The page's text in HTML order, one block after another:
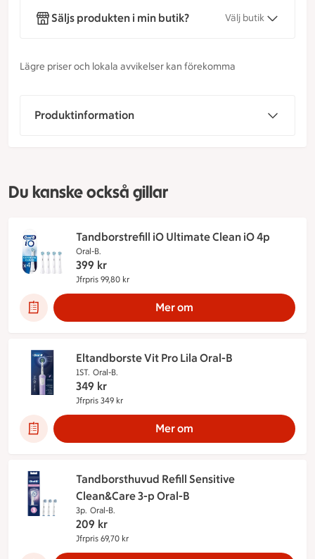
Säljs produkten i min butik? Välj butik
Lägre priser och lokala avvikelser kan förekomma
Produktinformation
Du kanske också gillar
Tandborstrefill iO Ultimate Clean iO 4p
Oral-B.
399 kr
Jfrpris 99,80 kr
Mer om
Eltandborste Vit Pro Lila Oral-B
1ST. Oral-B.
349 kr
Jfrpris 349 kr
Mer om
Tandborsthuvud Refill Sensitive
Clean&Care 3-p Oral-B
3p. Oral-B.
209 kr
Jfrpris 69,70 kr